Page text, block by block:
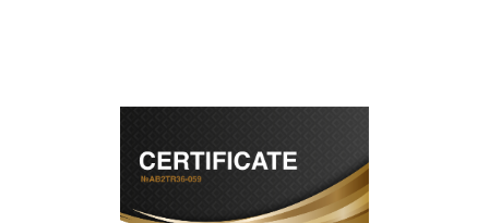
современное оборудование и
лицензированное ПО в ремонтно-
диагностических мастерских;